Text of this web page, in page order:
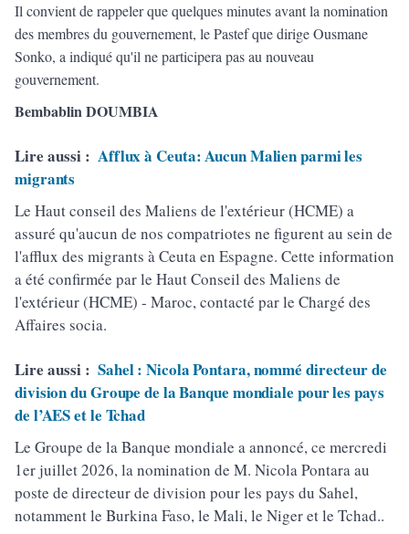
Il convient de rappeler que quelques minutes avant la nomination
des membres du gouvernement, le Pastef que dirige Ousmane
Sonko, a indiqué qu'il ne participera pas au nouveau
gouvernement.
Bembablin DOUMBIA
Lire aussi : Afflux à Ceuta: Aucun Malien parmi les
migrants
Le Haut conseil des Maliens de l'extérieur (HCME) a
assuré qu'aucun de nos compatriotes ne figurent au sein de
l'afflux des migrants à Ceuta en Espagne. Cette information
a été confirmée par le Haut Conseil des Maliens de
l'extérieur (HCME) - Maroc, contacté par le Chargé des
Affaires socia.
Lire aussi : Sahel : Nicola Pontara, nommé directeur de
division du Groupe de la Banque mondiale pour les pays
de l’AES et le Tchad
Le Groupe de la Banque mondiale a annoncé, ce mercredi
1er juillet 2026, la nomination de M. Nicola Pontara au
poste de directeur de division pour les pays du Sahel,
notamment le Burkina Faso, le Mali, le Niger et le Tchad..